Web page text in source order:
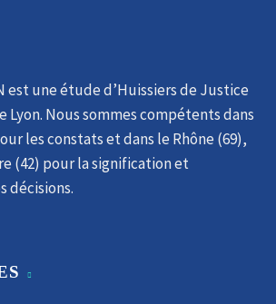
est une étude d’Huissiers de Justice
​Nous sommes compétents dans
les constats et dans le Rhône (69),
(42) pour la signification et
décisions.